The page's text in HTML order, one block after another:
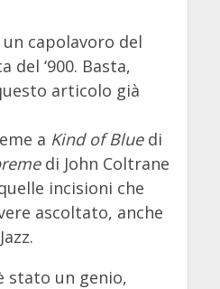
un capolavoro del
del ‘900. Basta,
articolo già
a Kind of Bluedi
di John Coltrane
incisioni che
ascoltato, anche
stato un genio,